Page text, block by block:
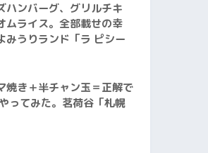
ハンバーグ、グリルチキ
ムライス。全部載せの幸
みうりランド「ラ ピシー
焼き＋半チャン玉＝正解で
ってみた。茗荷谷「札幌